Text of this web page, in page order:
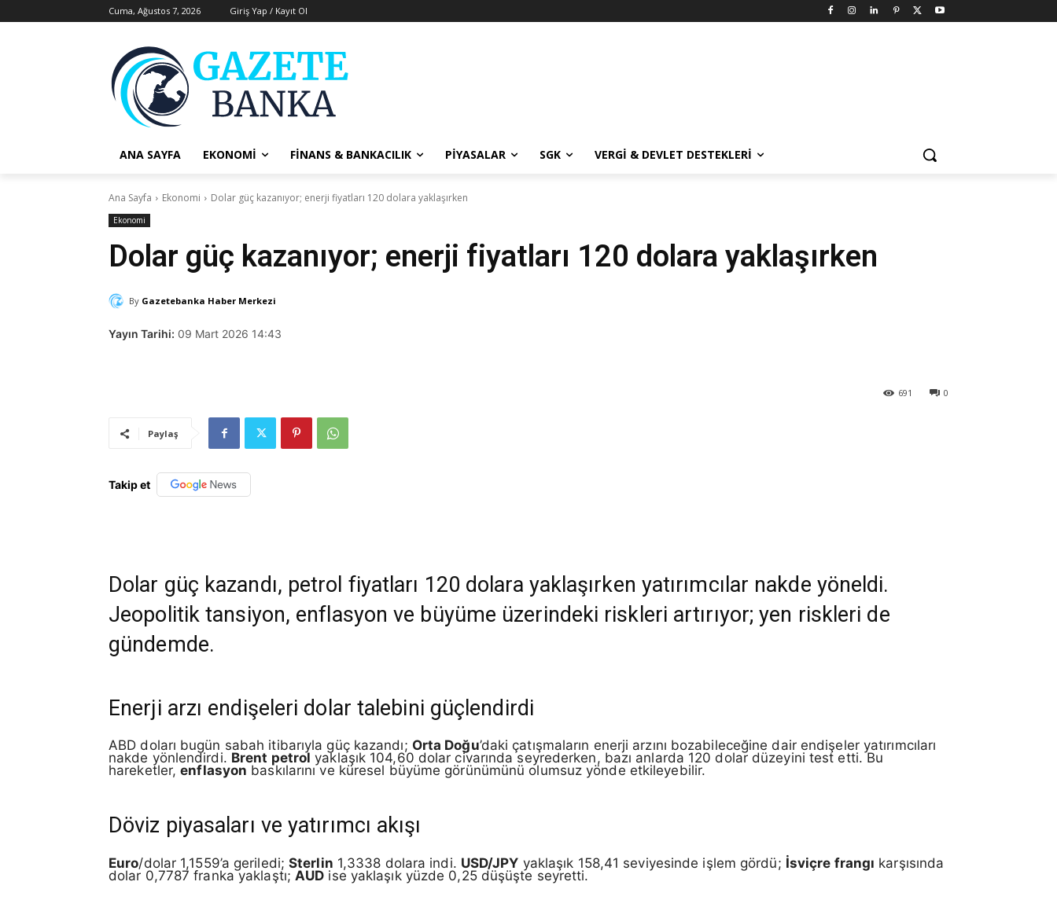
Cuma, Ağustos 7, 2026 Giriş Yap / Kayıt Ol
ANA SAYFA EKONOMI FINANS & BANKACILIK PIYASALAR SGK VERGI & DEVLET DESTEKLERI
Ana Sayfa Ekonomi Dolar güç kazanıyor; enerji fiyatları 120 dolara yaklaşırken
Ekonomi
Dolar güç kazanıyor; enerji fiyatları 120 dolara yaklaşırken
By Gazetebanka Haber Merkezi
Yayın Tarihi: 09 Mart 2026 14:43
0
691
Paylaş
Takip et
Dolar güç kazandı, petrol fiyatları 120 dolara yaklaşırken yatırımcılar nakde yöneldi.
Jeopolitik tansiyon, enflasyon ve büyüme üzerindeki riskleri artırıyor; yen riskleri de
gündemde.
Enerji arzı endişeleri dolar talebini güçlendirdi
ABD doları bugün sabah itibarıyla güç kazandı; Orta Doğu’daki çatışmaların enerji arzını bozabileceğine dair endişeler yatırımcıları
nakde yönlendirdi. Brent petrol yaklaşık 104,60 dolar civarında seyrederken, bazı anlarda 120 dolar düzeyini test etti. Bu
hareketler,enflasyon baskılarını ve küresel büyüme görünümünü olumsuz yönde etkileyebilir.
Döviz piyasaları ve yatırımcı akışı
Euro/dolar 1,1559’a geriledi;Sterlin 1,3338 dolara indi. USD/JPY yaklaşık 158,41 seviyesinde işlem gördü; İsviçre frangı karşısında
dolar 0,7787 franka yaklaştı; AUD ise yaklaşık yüzde 0,25 düşüşte seyretti.